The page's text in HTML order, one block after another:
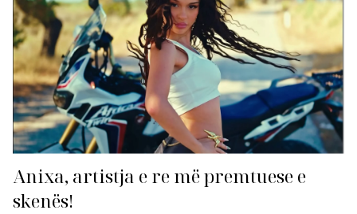
Anixa, artistja e re më premtuese e
skenës!